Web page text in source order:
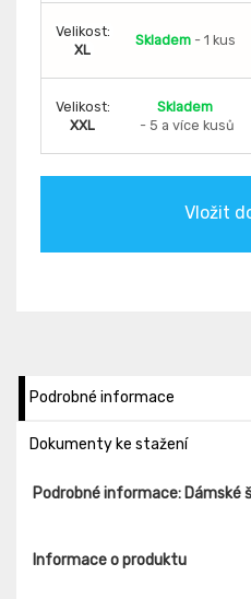
Velikost:
XL
Skladem - 1 kus
Velikost:
XXL
Skladem
- 5 a více kusů
Vložit
Podrobné informace
Dokumenty ke stažení
Podrobné informace: Dámské
Informace o produktu